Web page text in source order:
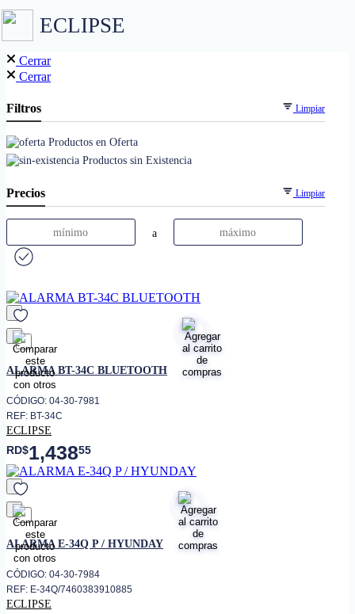
ECLIPSE
Cerrar
Cerrar
Filtros Limpiar
Productos en Oferta
Productos sin Existencia
Precios Limpiar
a
favorito
ALARMA BT-34C BLUETOOTH
CÓDIGO: 04-30-7981
REF: BT-34C
ECLIPSE
RD$1,43855
favorito
ALARMA E-34Q P / HYUNDAY
CÓDIGO: 04-30-7984
REF: E-34Q/7460383910885
ECLIPSE